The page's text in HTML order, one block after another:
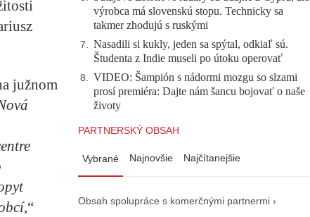
južnom
,“
výrobca má slovenskú stopu. Technicky sa
takmer zhodujú s ruskými
7. Nasadili si kukly, jeden sa spýtal, odkiaľ sú.
Študenta z Indie museli po útoku operovať
8. VIDEO: Šampión s nádormi mozgu so slzami
prosí premiéra: Dajte nám šancu bojovať o naše
životy
PARTNERSKÝ OBSAH
Vybrané Najnovšie Najčítanejšie
Obsah spolupráce s komerčnými partnermi ›